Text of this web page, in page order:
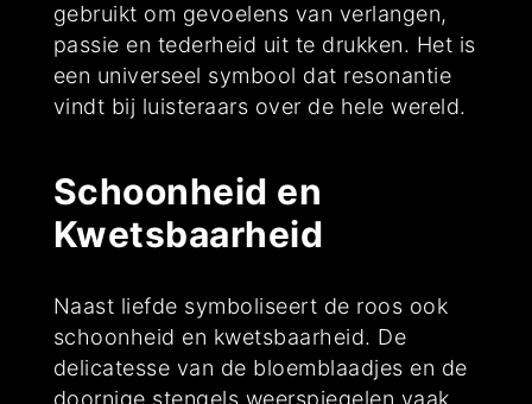
gebruikt om gevoelens van verlangen,
passie en tederheid uit te drukken. Het is
een universeel symbool dat resonantie
vindt bij luisteraars over de hele wereld.
Schoonheid en
Kwetsbaarheid
Naast liefde symboliseert de roos ook
schoonheid en kwetsbaarheid. De
delicatesse van de bloemblaadjes en de